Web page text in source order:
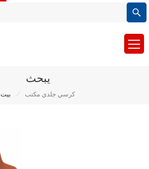
يبحث
بيت / كرسي جلدي مكتب